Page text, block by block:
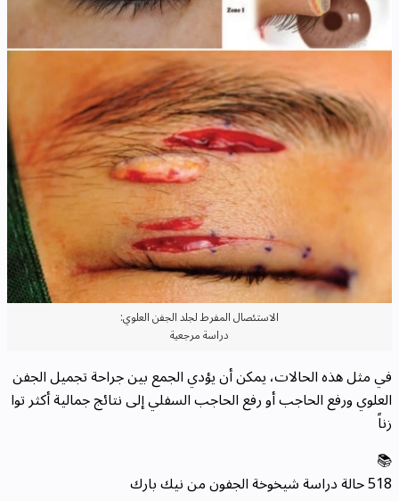
الاستئصال المفرط لجلد الجفن العلوي:
دراسة مرجعية
في مثل هذه الحالات، يمكن أن يؤدي الجمع بين جراحة تجميل الجفن
العلوي ورفع الحاجب أو رفع الحاجب السفلي إلى نتائج جمالية أكثر توا
زناً
📚
518 حالة دراسة شيخوخة الجفون من نيك بارك